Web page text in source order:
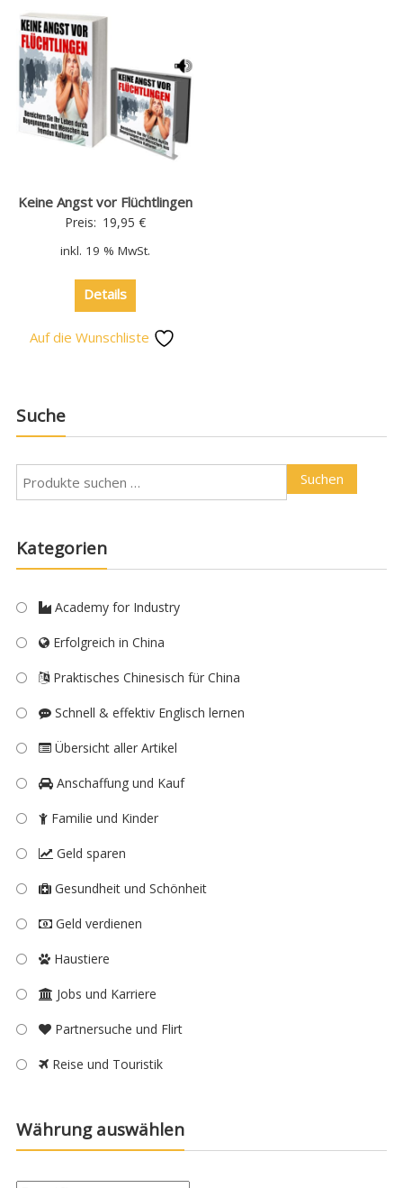
Keine Angst vor Flüchtlingen
Preis: 19,95 €
inkl. 19 % MwSt.
Details
Auf die Wunschliste
Suche
Suchen
Kategorien
Academy for Industry
Erfolgreich in China
Praktisches Chinesisch für China
Schnell & effektiv Englisch lernen
Übersicht aller Artikel
Anschaffung und Kauf
Familie und Kinder
Geld sparen
Gesundheit und Schönheit
Geld verdienen
Haustiere
Jobs und Karriere
Partnersuche und Flirt
Reise und Touristik
Währung auswählen